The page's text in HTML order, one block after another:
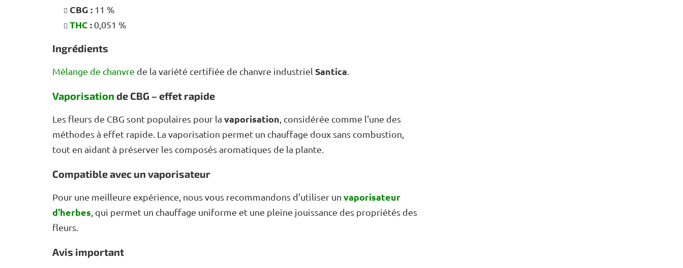
CBG : 11 %
THC : 0,051 %
Ingrédients
Mélange de chanvre de la variété certifiée de chanvre industriel Santica
Vaporisation de CBG – effet rapide
Les fleurs de CBG sont populaires pour la vaporisation , considérée comme l'une des
méthodes à effet rapide. La vaporisation permet un chauffage doux sans combustion,
tout en aidant à préserver les composés aromatiques de la plante.
Compatible avec un vaporisateur
Pour une meilleure expérience, nous vous recommandons d'utiliser un vaporisateur
d'herbes , qui permet un chauffage uniforme et une pleine jouissance des propriétés des
fleurs.
Avis important